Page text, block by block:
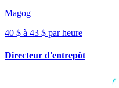
Magog
40 $ à 43 $ par heure
Directeur d'entrepôt